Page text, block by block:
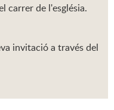
carrer de l'església.
invitació a través del